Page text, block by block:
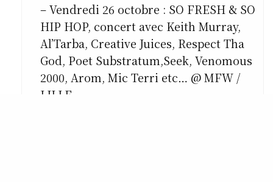
– Vendredi 26 octobre : SO FRESH & SO
HIP HOP, concert avec Keith Murray,
Al’Tarba, Creative Juices, Respect Tha
God, Poet Substratum,Seek, Venomous
2000, Arom, Mic Terri etc… @ MFW /
LILLE